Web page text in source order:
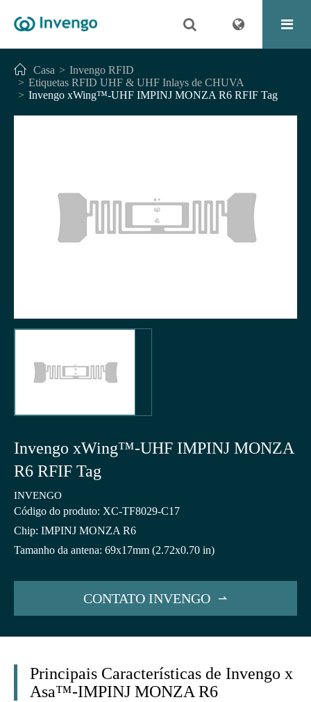
Casa
Invengo RFID
Etiquetas RFID UHF & UHF Inlays de CHUVA
Invengo xWing™-UHF IMPINJ MONZA R6 RFIF Tag
Invengo xWing™-UHF IMPINJ MONZA
R6 RFIF Tag
INVENGO
Código do produto: XC-TF8029-C17
Chip: IMPINJ MONZA R6
Tamanho da antena: 69x17mm (2.72x0.70 in)
CONTATO INVENGO 
Principais Características de Invengo x
Asa™-IMPINJ MONZA R6